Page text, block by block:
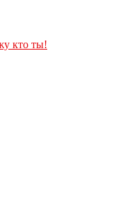
кто ты!